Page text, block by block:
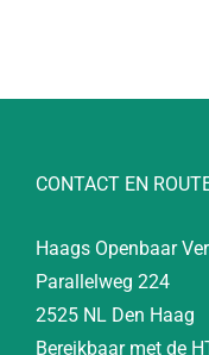
CONTACT EN
Haags Openbaar
Parallelweg 224
2525 NL Den Haag
Bereikbaar met de